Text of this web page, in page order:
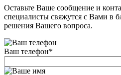
Оставьте Ваше сообщение и
специалисты свяжутся с Вами в
решения Вашего вопроса.
Ваш телефон*